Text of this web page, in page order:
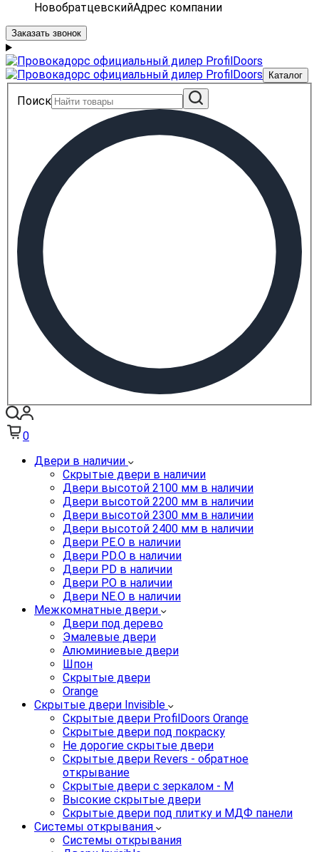
НовобратцевскийАдрес компании
Заказать звонок
Каталог
Поиск
0
Двери в наличии
Скрытые двери в наличии
Двери высотой 2100 мм в наличии
Двери высотой 2200 мм в наличии
Двери высотой 2300 мм в наличии
Двери высотой 2400 мм в наличии
Двери PE.O в наличии
Двери PD.O в наличии
Двери PD в наличии
Двери P.O в наличии
Двери NE.O в наличии
Межкомнатные двери
Двери под дерево
Эмалевые двери
Алюминиевые двери
Шпон
Скрытые двери
Orange
Скрытые двери Invisible
Скрытые двери ProfilDoors Orange
Скрытые двери под покраску
Не дорогие скрытые двери
Скрытые двери Revers - обратное
открывание
Скрытые двери с зеркалом - M
Высокие скрытые двери
Скрытые двери под плитку и МДФ панели
Системы открывания
Системы открывания